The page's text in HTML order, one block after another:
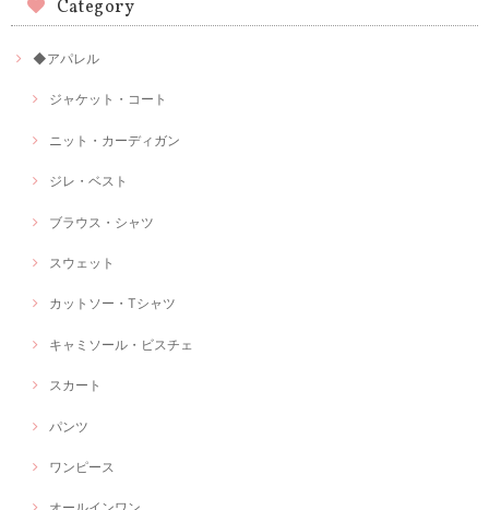
Category
◆アパレル
ジャケット・コート
ニット・カーディガン
ジレ・ベスト
ブラウス・シャツ
スウェット
カットソー・Tシャツ
キャミソール・ビスチェ
スカート
パンツ
ワンピース